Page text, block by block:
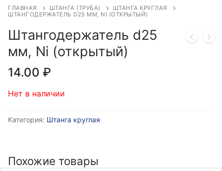
ГЛАВНАЯ ШТАНГА (ТРУБА)
ШТАНГА КРУГЛАЯ
ШТАНГОДЕРЖАТЕЛЬ D25 ММ, NI (ОТКРЫТЫЙ)
Штангодержатель d25
мм, Ni (открытый)
14.00 ₽
Нет в наличии
Категория: Штанга круглая
Похожие товары